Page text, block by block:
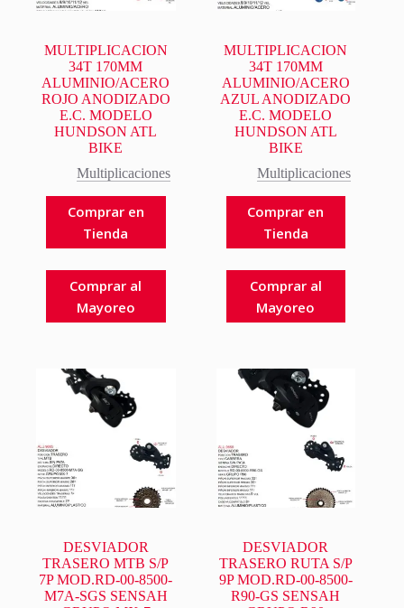
MULTIPLICACION
34T 170MM
ALUMINIO/ACERO
ROJO ANODIZADO
E.C. MODELO
HUNDSON ATL
BIKE
Multiplicaciones
Comprar en
Tienda
Comprar al
Mayoreo
MULTIPLICACION
34T 170MM
ALUMINIO/ACERO
AZUL ANODIZADO
E.C. MODELO
HUNDSON ATL
BIKE
Multiplicaciones
Comprar en
Tienda
Comprar al
Mayoreo
DESVIADOR
TRASERO MTB S/P
7P MOD.RD-00-8500-
M7A-SGS SENSAH
DESVIADOR
TRASERO RUTA S/P
9P MOD.RD-00-8500-
R90-GS SENSAH